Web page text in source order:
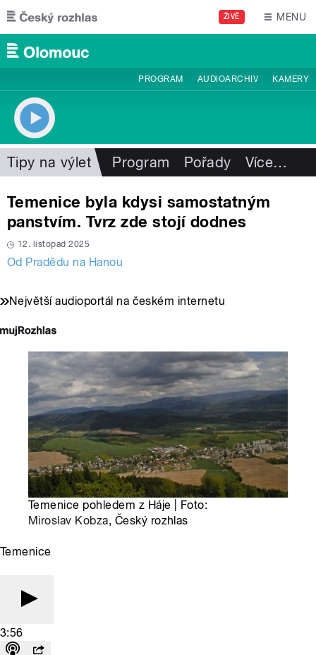
Přejít k hlavnímu obsahu
ŽIVĚ MENU
PROGRAM AUDIOARCHIV KAMERY
Tipy na výlet Program Pořady Více…
Temenice byla kdysi samostatným
panstvím. Tvrz zde stojí dodnes
12. listopad 2025
Od Pradědu na Hanou
Největší audioportál na českém internetu
Temenice pohledem z Háje | Foto:
Miroslav Kobza, Český rozhlas
Temenice
3:56